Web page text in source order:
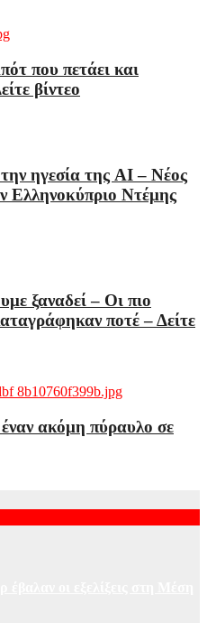
που πετάει και
βίντεο
ηγεσία της AI – Νέος
Ελληνοκύπριο Ντέμης
ξαναδεί – Οι πιο
ποτέ – Δείτε
ακόμη πύραυλο σε